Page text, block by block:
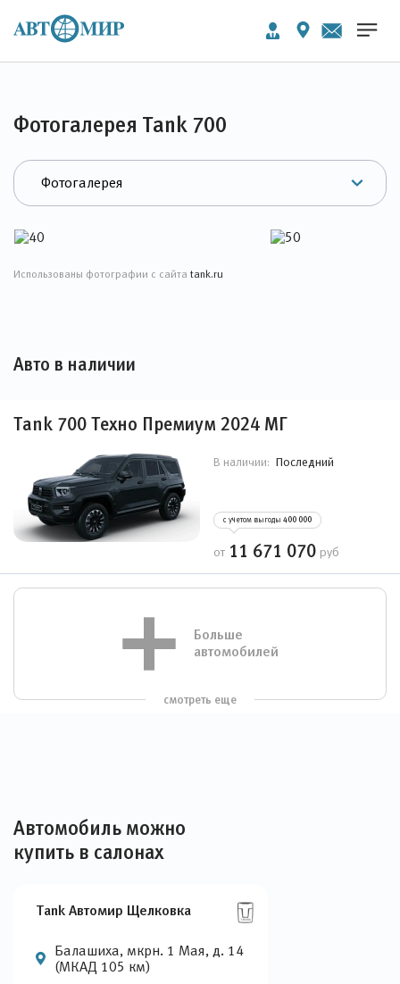
Фотогалерея Tank 700
Использованы фотографии с сайта tank.ru
Авто в наличии
Tank 700 Техно Премиум 2024 МГ
В наличии: Последний
с учетом выгоды 400 000
от 11 671 070 руб
Больше
автомобилей
смотреть еще
Автомобиль можно
купить в салонах
Tank Автомир Щелковка
Балашиха, мкрн. 1 Мая, д. 14
(МКАД 105 км)